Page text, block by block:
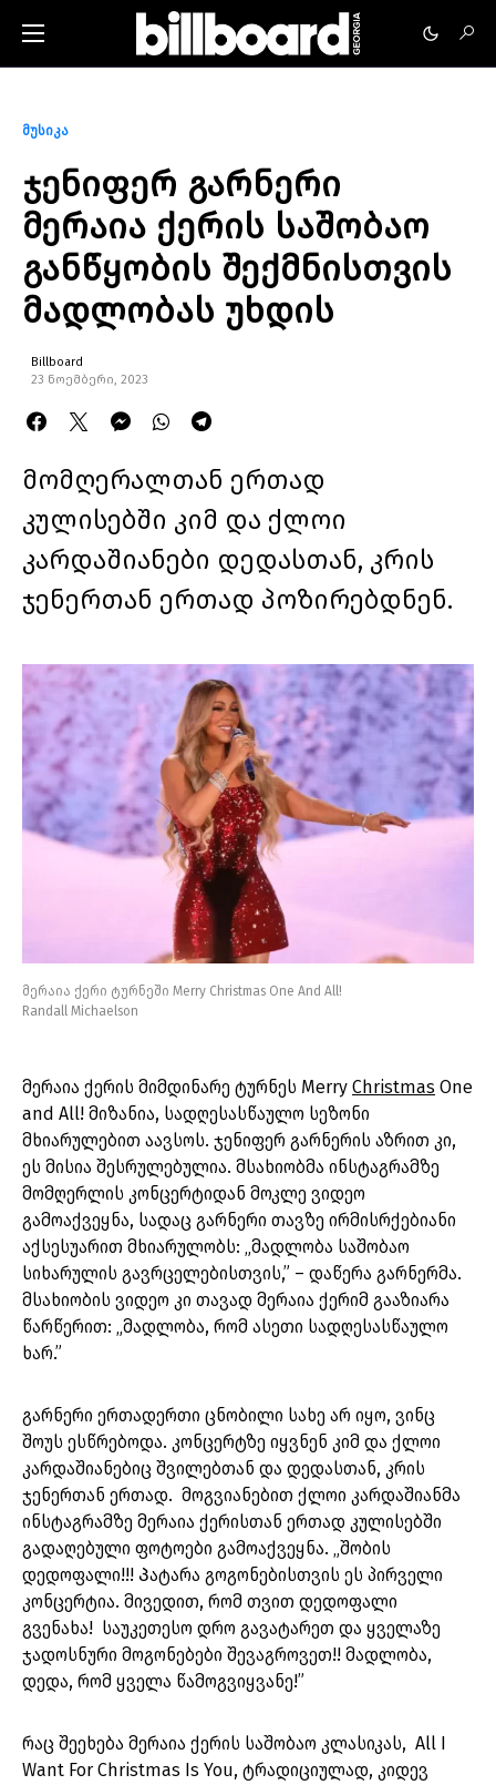
მუსიკა
ჯენიფერ გარნერი
მერაია ქერის საშობაო
განწყობის შექმნისთვის
მადლობას უხდის
Billboard
23 ნოემბერი, 2023
მომღერალთან ერთად
კულისებში კიმ და ქლოი
კარდაშიანები დედასთან, კრის
ჯენერთან ერთად პოზირებდნენ.
მერაია ქერი ტურნეში Merry Christmas One And All!
Randall Michaelson
მერაია ქერის მიმდინარე ტურნეს Merry Christmas One
and All! მიზანია, სადღესასწაულო სეზონი
მხიარულებით აავსოს. ჯენიფერ გარნერის აზრით კი,
ეს მისია შესრულებულია. მსახიობმა ინსტაგრამზე
მომღერლის კონცერტიდან მოკლე ვიდეო
გამოაქვეყნა, სადაც გარნერი თავზე ირმისრქებიანი
აქსესუარით მხიარულობს: „მადლობა საშობაო
სიხარულის გავრცელებისთვის,” – დაწერა გარნერმა.
მსახიობის ვიდეო კი თავად მერაია ქერიმ გააზიარა
წარწერით: „მადლობა, რომ ასეთი სადღესასწაულო
ხარ.”
გარნერი ერთადერთი ცნობილი სახე არ იყო, ვინც
შოუს ესწრებოდა. კონცერტზე იყვნენ კიმ და ქლოი
კარდაშიანებიც შვილებთან და დედასთან, კრის
ჯენერთან ერთად. მოგვიანებით ქლოი კარდაშიანმა
ინსტაგრამზე მერაია ქერისთან ერთად კულისებში
გადაღებული ფოტოები გამოაქვეყნა. „შობის
დედოფალი!!! Პატარა გოგონებისთვის ეს პირველი
კონცერტია. მივედით, რომ თვით დედოფალი
გვენახა! საუკეთესო დრო გავატარეთ და ყველაზე
ჯადოსნური მოგონებები შევაგროვეთ!! მადლობა,
დედა, რომ ყველა წამოგვიყვანე!”
რაც შეეხება მერაია ქერის საშობაო კლასიკას, All I
Want For Christmas Is You, ტრადიციულად, კიდევ